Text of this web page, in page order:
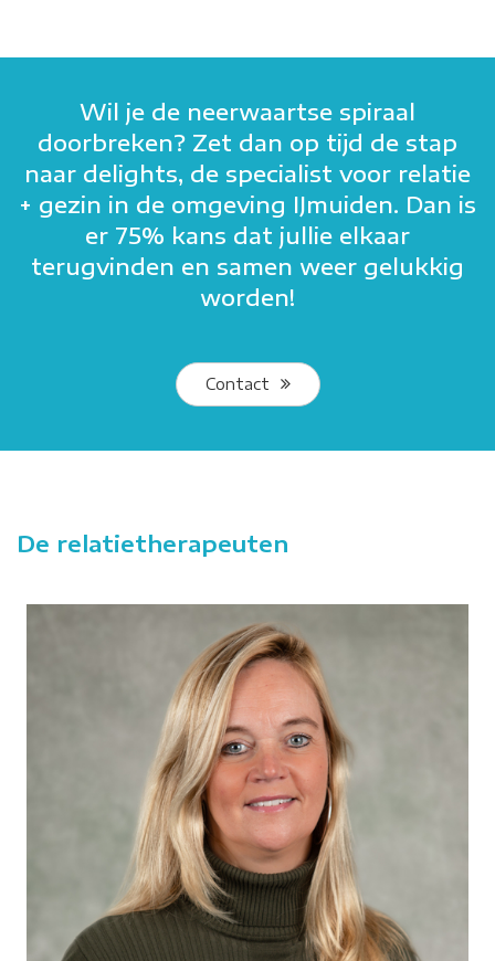
Wil je de neerwaartse spiraal
doorbreken? Zet dan op tijd de stap
naar delights, de specialist voor relatie
+ gezin in de omgeving IJmuiden. Dan is
er 75% kans dat jullie elkaar
terugvinden en samen weer gelukkig
worden!
Contact
De relatietherapeuten